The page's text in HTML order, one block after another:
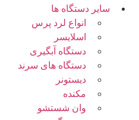
سایر دستگاه ها
انواع لرد پرس
اسلایسر
دستگاه آبگیری
دستگاه های سرند
دیستونر
مکنده
وان شستشو